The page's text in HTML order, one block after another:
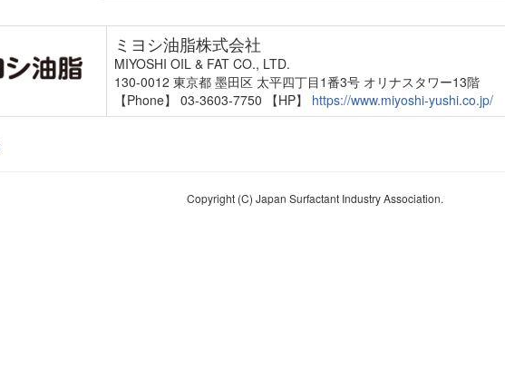
ミヨシ油脂株式会社
MIYOSHI OIL & FAT CO., LTD.
130-0012 東京都 墨田区 太平四丁目1番3号 オリナスタワー13階
【Phone】 03-3603-7750
【HP】 https://www.miyoshi-yushi.co.jp/
Copyright (C) Japan Surfactant Industry Association.